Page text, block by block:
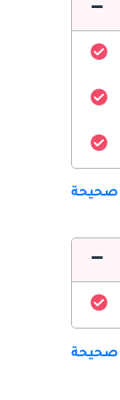
صحيحة
صحيحة